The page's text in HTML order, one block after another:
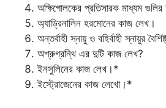
অক্ষিগোলকের প্রতিসারক মাধ্যম গুলির
অ্যাড্রিনালিন হরমোনের কাজ লেখ।
অন্তর্বাহী স্নায়ু ও বহির্বাহী স্নায়ুর
অশ্রুগ্রন্থি এর দুটি কাজ লেখ?
ইনসুলিনের কাজ লেখ।*
ইস্ট্রোজেনের কাজ লেখো।*